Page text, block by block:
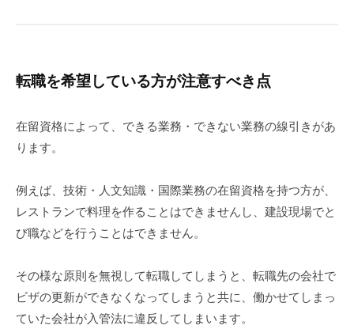
転職を希望している方が注意すべき点
在留資格によって、できる業務・できない業務の線引きがあ
ります。
例えば、技術・人文知識・国際業務の在留資格を持つ方が、
レストランで料理を作ることはできませんし、建設現場でと
び職などを行うことはできません。
その様な原則を無視して転職してしまうと、転職先の会社で
ビザの更新ができなくなってしまうと共に、働かせてしまっ
ていた会社が入管法に違反してしまいます。